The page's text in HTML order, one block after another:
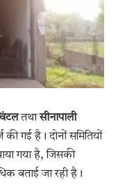
तथासीनापाली
गई है। दोनों समितियों
गया है, जिसकी
बताई जा रही है।